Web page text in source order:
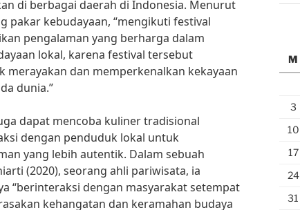
di berbagai daerah di Indonesia. Menurut
pakar kebudayaan, “mengikuti festival
pengalaman yang berharga dalam
lokal, karena festival tersebut
merayakan dan memperkenalkan kekayaan
dunia.”
dapat mencoba kuliner tradisional
dengan penduduk lokal untuk
yang lebih autentik. Dalam sebuah
(2020), seorang ahli pariwisata, ia
“berinteraksi dengan masyarakat setempat
kehangatan dan keramahan budaya
M
3
10
17
24
31